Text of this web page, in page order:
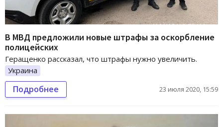
В МВД предложили новые штрафы за оскорбление
полицейских
Геращенко рассказал, что штрафы нужно увеличить.
Украина
Подробнее 23 июля 2020, 15:59